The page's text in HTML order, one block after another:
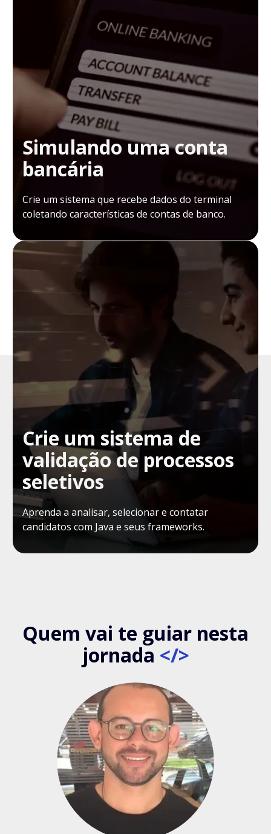
Simulando uma conta
bancária
Crie um sistema que recebe dados do terminal
coletando características de contas de banco.
Crie um sistema de
validação de processos
seletivos
Aprenda a analisar, selecionar e contatar
candidatos com Java e seus frameworks.
Quem vai te guiar nesta
jornada </>